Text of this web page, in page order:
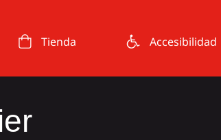
Tienda Accesibilidad